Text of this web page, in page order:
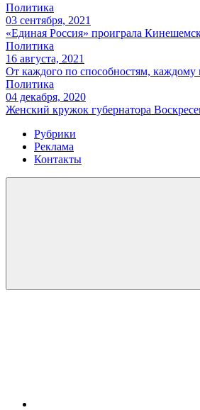
Политика
03 сентября, 2021
«Единая Россия» проиграла
Политика
16 августа, 2021
От каждого по способностям, каждому
Политика
04 декабря, 2020
Женский кружок губернатора
Рубрики
Реклама
Контакты